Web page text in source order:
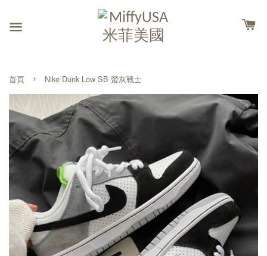
首頁 › Nike Dunk Low SB 螢灰戰士